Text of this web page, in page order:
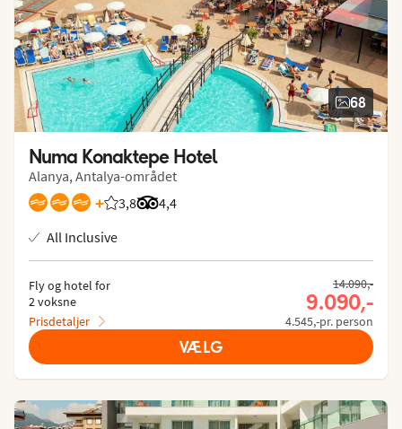
68
Numa Konaktepe Hotel
Alanya, Antalya-området
+ 3,8
Bedømmelse fra Spies gæster: 3.836/5
4,4
Bedømmelse fra Tripadvisor: 4.4 of 5
All Inclusive
Fly og hotel for
2 voksne
Prisdetaljer
14.090,-
9.090,-
4.545,-pr. person
VÆLG